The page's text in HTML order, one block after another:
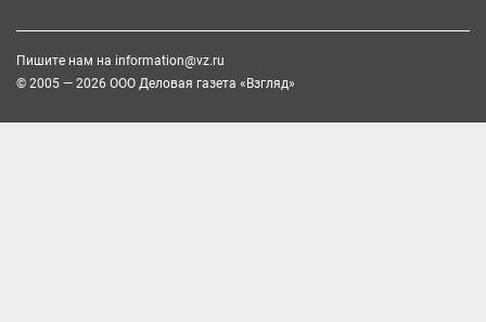
Пишите нам на information@vz.ru
© 2005 — 2026 ООО Деловая газета «Взгляд»